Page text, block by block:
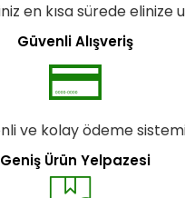
en kısa sürede elinize
Güvenli Alışveriş
ve kolay ödeme
Geniş Ürün Yelpazesi